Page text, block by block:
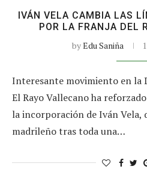
IVÁN VELA CAMBIA LAS
POR LA FRANJA DEL
byEdu Saniña
Interesante movimiento en la
El Rayo Vallecano ha
la incorporación de Iván Vela,
madrileño tras toda una…